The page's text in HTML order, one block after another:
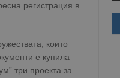
регистрация в
които
е купила
три проекта за